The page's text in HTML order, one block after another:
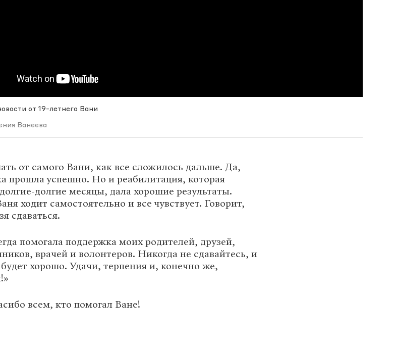
от 19-летнего Вани
Ванеева
от самого Вани, как все сложилось дальше. Да,
прошла успешно. Но и реабилитация, которая
долгие месяцы, дала хорошие результаты.
ходит самостоятельно и все чувствует. Говорит,
сдаваться.
помогала поддержка моих родителей, друзей,
врачей и волонтеров. Никогда не сдавайтесь, и
будет хорошо. Удачи, терпения и, конечно же,
всем, кто помогал Ване!